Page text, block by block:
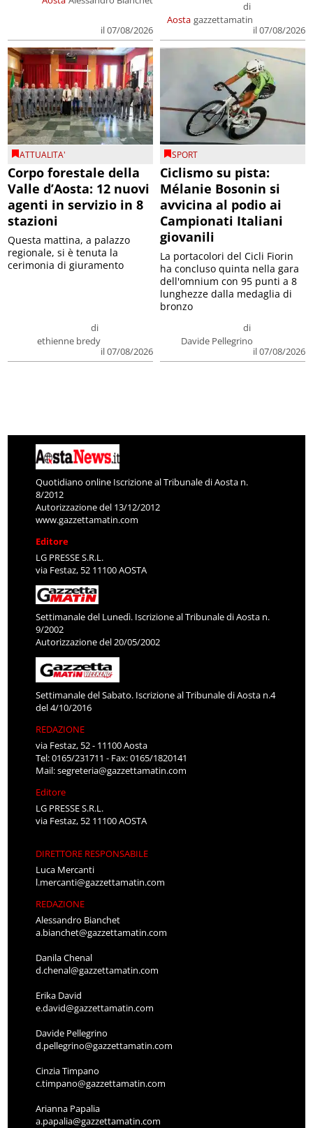
il 07/08/2026
Aosta
di
gazzettamatin
il 07/08/2026
ATTUALITA'
Corpo forestale della
Valle d’Aosta: 12 nuovi
agenti in servizio in 8
stazioni
di
ethienne bredy
il 07/08/2026
Questa mattina, a palazzo
regionale, si è tenuta la
cerimonia di giuramento
SPORT
Ciclismo su pista:
Mélanie Bosonin si
avvicina al podio ai
Campionati Italiani
giovanili
di
Davide Pellegrino
il 07/08/2026
La portacolori del Cicli Fiorin
ha concluso quinta nella gara
dell'omnium con 95 punti a 8
lunghezze dalla medaglia di
bronzo
Quotidiano online Iscrizione al Tribunale di Aosta n.
8/2012
Autorizzazione del 13/12/2012
www.gazzettamatin.com
Editore
LG PRESSE S.R.L.
via Festaz, 52 11100 AOSTA
Settimanale del Lunedì. Iscrizione al Tribunale di Aosta n.
9/2002
Autorizzazione del 20/05/2002
Settimanale del Sabato. Iscrizione al Tribunale di Aosta n.4
del 4/10/2016
REDAZIONE
via Festaz, 52 - 11100 Aosta
Tel: 0165/231711 - Fax: 0165/1820141
Mail:segreteria@gazzettamatin.com
Editore
LG PRESSE S.R.L.
via Festaz, 52 11100 AOSTA
DIRETTORE RESPONSABILE
Luca Mercanti
l.mercanti@gazzettamatin.com
REDAZIONE
Alessandro Bianchet
a.bianchet@gazzettamatin.com
Danila Chenal
d.chenal@gazzettamatin.com
Erika David
e.david@gazzettamatin.com
Davide Pellegrino
d.pellegrino@gazzettamatin.com
Cinzia Timpano
c.timpano@gazzettamatin.com
Arianna Papalia
a.papalia@gazzettamatin.com